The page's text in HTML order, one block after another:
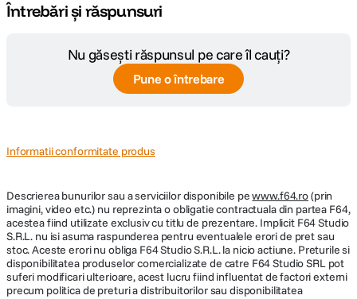
Întrebări și răspunsuri
Nu găsești răspunsul pe care îl cauți?
Pune o întrebare
Informatii conformitate produs
Descrierea bunurilor sau a serviciilor disponibile pewww.f64.ro(prin
imagini, video etc.) nu reprezinta o obligatie contractuala din partea F64,
acestea fiind utilizate exclusiv cu titlu de prezentare. Implicit F64 Studio
S.R.L. nu isi asuma raspunderea pentru eventualele erori de pret sau
stoc. Aceste erori nu obliga F64 Studio S.R.L. la nicio actiune. Preturile si
disponibilitatea produselor comercializate de catre F64 Studio SRL pot
suferi modificari ulterioare, acest lucru fiind influentat de factori externi
precum politica de preturi a distribuitorilor sau disponibilitatea